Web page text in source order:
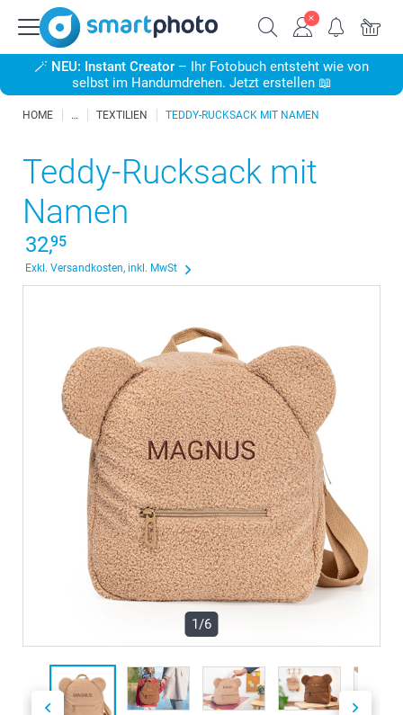
🪄 NEU: Instant Creator – Ihr Fotobuch entsteht wie von
selbst im Handumdrehen. Jetzt erstellen 📖
HOME TEXTILIEN TEDDY-RUCKSACK MIT NAMEN
Teddy-Rucksack mit
Namen
32,95
Exkl. Versandkosten, inkl. MwSt
1/6